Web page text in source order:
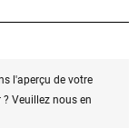
l'aperçu de votre
Veuillez nous en